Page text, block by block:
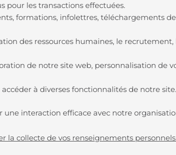
pour les transactions effectuées.
formations, infolettres, téléchargements
des ressources humaines, le
de notre site web, personnalisation de
à diverses fonctionnalités de notre site.
une interaction efficace avec notre
collecte de vos renseignements